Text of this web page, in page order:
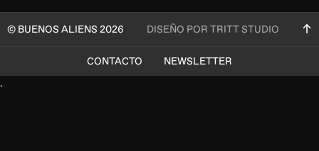
© BUENOS ALIENS 2026 DISEÑO POR TRITT STUDIO
CONTACTO
NEWSLETTER
.